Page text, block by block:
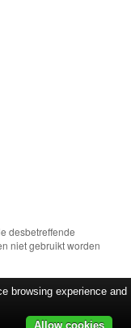
desbetreffende
niet gebruikt worden
browsing experience and
Allow cookies